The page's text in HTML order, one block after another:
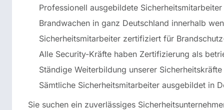
Professionell ausgebildete
Brandwachen in ganz Deutschland innerhalb
Sicherheitsmitarbeiter zertifiziert für
Alle Security-Kräfte haben Zertifizierung als
Ständige Weiterbildung unserer Sicherheitskräfte
Sämtliche Sicherheitsmitarbeiter ausgebildet in
Sie suchen ein zuverlässiges